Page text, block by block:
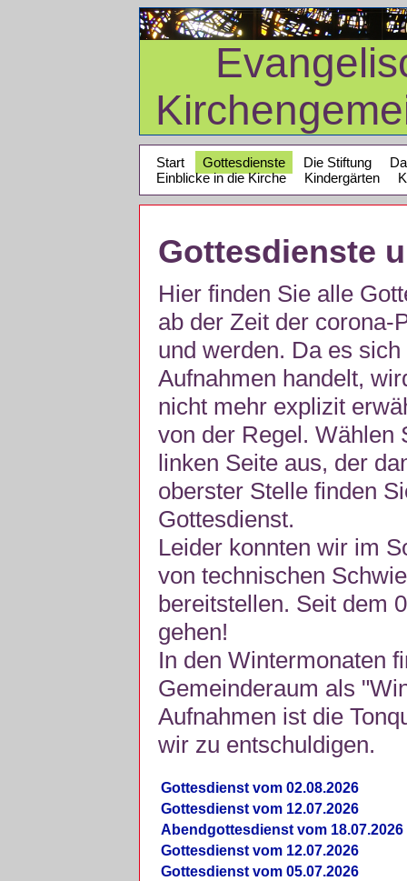
Start Gottesdienste Die Stiftung
Einblicke in die Kirche
Kindergärten
Gottesdienste
Hier finden Sie alle
ab der Zeit der corona-
und werden. Da es
Aufnahmen handelt,
nicht mehr explizit
von der Regel. Wählen
linken Seite aus, der
oberster Stelle finden
Gottesdienst.
Leider konnten wir im
von technischen
bereitstellen. Seit dem
gehen!
In den Wintermonaten
Gemeinderaum als
Aufnahmen ist die
wir zu entschuldigen.
Gottesdienst vom 02.08.2026
Gottesdienst vom 12.07.2026
Abendgottesdienst vom 18.07.2026
Gottesdienst vom 12.07.2026
Gottesdienst vom 05.07.2026